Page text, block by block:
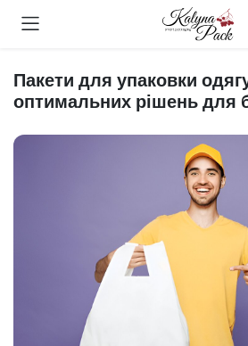
Пакети для упаковки
оптимальних рішень для